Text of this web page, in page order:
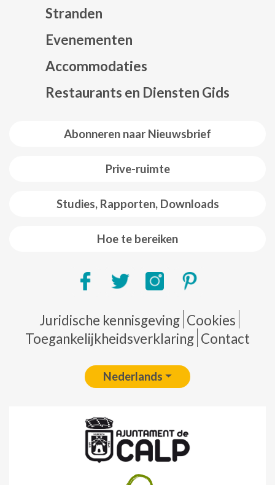
Abonneren naar Nieuwsbrief
Prive-ruimte
Studies, Rapporten, Downloads
Hoe te bereiken
Stranden
Evenementen
Accommodaties
Restaurants en Diensten Gids
Pie de página
Juridische kennisgeving Cookies
Toegankelijkheidsverklaring Contact
Nederlands